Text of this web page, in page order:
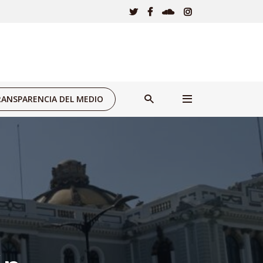
DEL MEDIO